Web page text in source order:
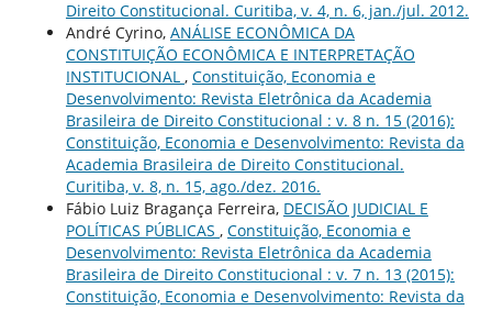
Direito Constitucional. Curitiba, v. 4, n. 6, jan./jul. 2012.
André Cyrino, ANÁLISE ECONÔMICA DA
CONSTITUIÇÃO ECONÔMICA E INTERPRETAÇÃO
INSTITUCIONAL , Constituição, Economia e
Desenvolvimento: Revista Eletrônica da Academia
Brasileira de Direito Constitucional : v. 8 n. 15 (2016):
Constituição, Economia e Desenvolvimento: Revista da
Academia Brasileira de Direito Constitucional.
Curitiba, v. 8, n. 15, ago./dez. 2016.
Fábio Luiz Bragança Ferreira, DECISÃO JUDICIAL E
POLÍTICAS PÚBLICAS , Constituição, Economia e
Desenvolvimento: Revista Eletrônica da Academia
Brasileira de Direito Constitucional : v. 7 n. 13 (2015):
Constituição, Economia e Desenvolvimento: Revista da